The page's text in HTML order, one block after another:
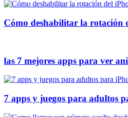
Cómo deshabilitar la rotación
las 7 mejores apps para ver
7 apps y juegos para adultos